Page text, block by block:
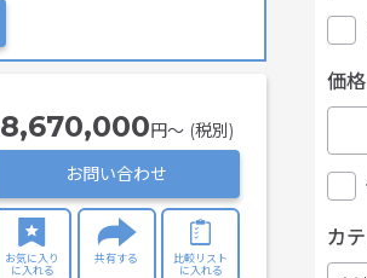
8,670,000円〜 (税別)
お問い合わせ
お気に入り
に入れる
共有する
比較リスト
に入れる
価格
カ